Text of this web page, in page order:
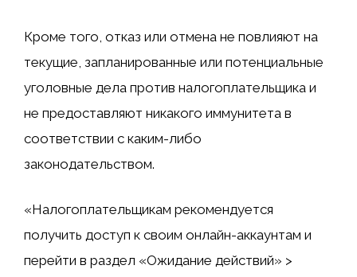
Кроме того, отказ или отмена не повлияют на
текущие, запланированные или потенциальные
уголовные дела против налогоплательщика и
не предоставляют никакого иммунитета в
соответствии с каким-либо
законодательством.
«Налогоплательщикам рекомендуется
получить доступ к своим онлайн-аккаунтам и
перейти в раздел «Ожидание действий» >